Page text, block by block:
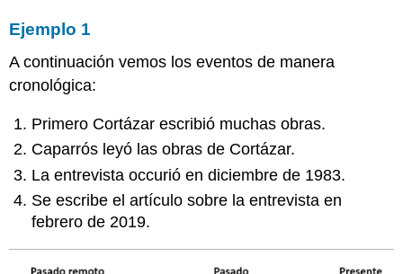
Ejemplo 1
A continuación vemos los eventos de manera
cronológica:
Primero Cortázar escribió muchas obras.
Caparrós leyó las obras de Cortázar.
La entrevista occurió en diciembre de 1983.
Se escribe el artículo sobre la entrevista en
febrero de 2019.